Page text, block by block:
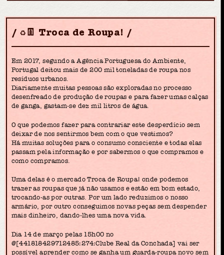
♻️👖 Troca de Roupa!
Em 2017, segundo a Agência Portuguesa do Ambiente,
Portugal deitou mais de 200 mil toneladas de roupa nos
resíduos urbanos.
Diariamente muitas pessoas são exploradas no processo
desenfreado de produção de roupas e para fazer umas calças
de ganga, gastam-se dez mil litros de água.
O que podemos fazer para contrariar este desperdício sem
deixar de nos sentirmos bem com o que vestimos?
Há muitas soluções para o consumo consciente e todas elas
passam pela informação e por sabermos o que compramos e
como compramos.
Uma delas é o mercado Troca de Roupa! onde podemos
trazer as roupas que já não usamos e estão em bom estado,
trocando-as por outras. Por um lado reduzimos o nosso
armário, por outro conseguimos novas peças sem despender
mais dinheiro, dando-lhes uma nova vida.
Dia 14 de março pelas 15h00 no
@[441818429712485:274:Clube Real da Conchada] vai ser
possível aprender como se ganha um guarda-roupa novo sem